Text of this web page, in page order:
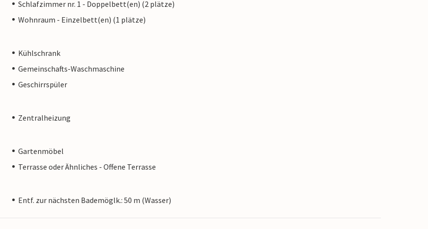
Schlafzimmer nr. 1 - Doppelbett(en) (2 plätze)
Wohnraum - Einzelbett(en) (1 plätze)
Kühlschrank
Gemeinschafts-Waschmaschine
Geschirrspüler
Zentralheizung
Gartenmöbel
Terrasse oder Ähnliches - Offene Terrasse
Entf. zur nächsten Bademöglk.: 50 m (Wasser)